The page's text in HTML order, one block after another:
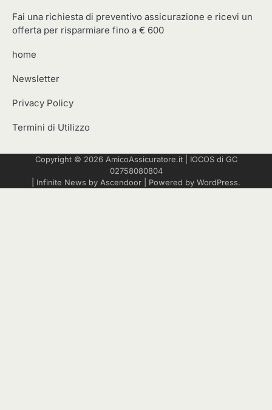
Fai una richiesta di preventivo assicurazione e ricevi un
offerta per risparmiare fino a € 600
home
Newsletter
Privacy Policy
Termini di Utilizzo
Copyright © 2026 AmicoAssicuratore.it| IOCOSdi GC
02758080804
| Infinite News by Ascendoor | Powered by WordPress.